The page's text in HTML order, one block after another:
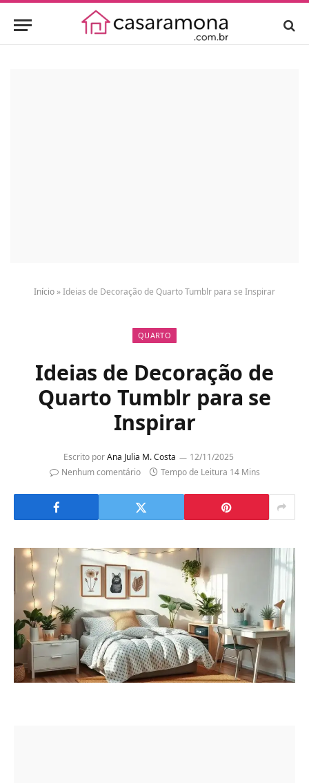
Início »Ideias de Decoração de Quarto Tumblr para se Inspirar
QUARTO
Ideias de Decoração de
Quarto Tumblr para se
Inspirar
Escrito por Ana Julia M. Costa
12/11/2025
Nenhum comentário
Tempo de Leitura 14 Mins